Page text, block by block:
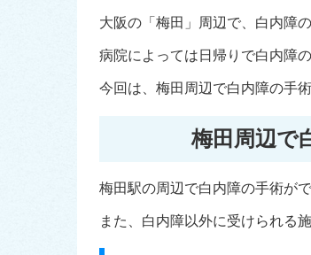
大阪の「梅田」周辺で、白内障
病院によっては日帰りで白内障
今回は、梅田周辺で白内障の手
梅田周辺で
梅田駅の周辺で白内障の手術が
また、白内障以外に受けられる